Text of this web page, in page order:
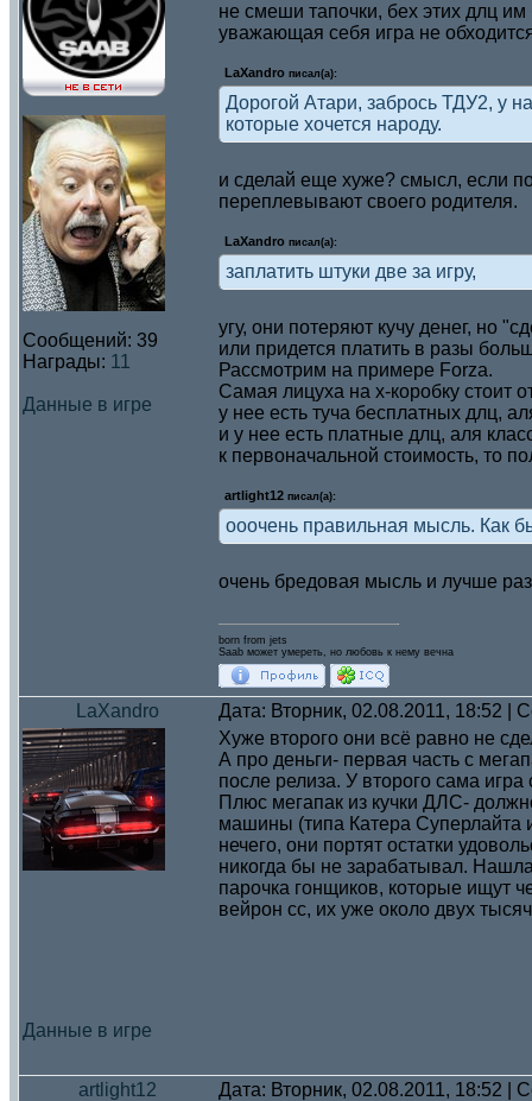
Сообщений: 39
Награды: 11
Данные в игре
не смеши тапочки, бех этих длц
уважающая себя игра не
LaXandro писал(а):
Дорогой Атари, забрось ТДУ2, у
которые хочется народу.
и сделай еще хуже? смысл, если
переплевывают своего родителя.
LaXandro писал(а):
заплатить штуки две за игру,
угу, они потеряют кучу денег, но
или придется платить в разы
Рассмотрим на примере Forza.
Самая лицуха на х-коробку стоит
у нее есть туча бесплатных длц,
и у нее есть платные длц, аля
к первоначальной стоимость, то
artlight12 писал(а):
ооочень правильная мысль. Как
очень бредовая мысль и лучше
born from jets
Saab может умереть, но любовь к нему вечна
LaXandro Дата: Вторник, 02.08.2011, 18:52 |
Данные в игре
Хуже второго они всё равно не
А про деньги- первая часть с
после релиза. У второго сама
Плюс мегапак из кучки ДЛС-
машины (типа Катера Суперлайта
нечего, они портят остатки
никогда бы не зарабатывал.
парочка гонщиков, которые ищут
вейрон сс, их уже около двух
artlight12 Дата: Вторник, 02.08.2011, 18:52 |